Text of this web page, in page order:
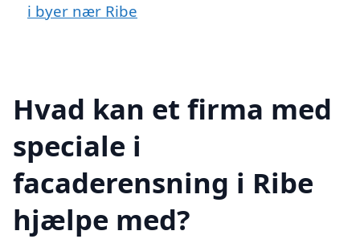
i byer nær Ribe
Hvad kan et firma med
speciale i
facaderensning i Ribe
hjælpe med?